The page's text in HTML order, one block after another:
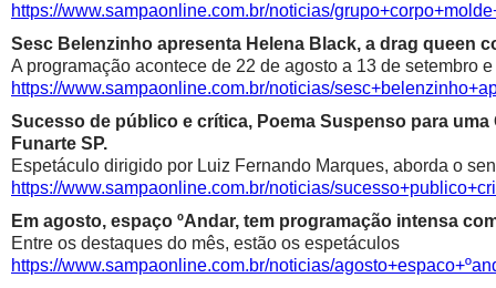
https://www.sampaonline.com.br/noticias/
Sesc Belenzinho apresenta Helena Black, a drag queen
A programação acontece de 22 de agosto a 13 de setembro
https://www.sampaonline.com.br/noticias/
Sucesso de público e crítica, Poema Suspenso para
Funarte SP.
Espetáculo dirigido por Luiz Fernando Marques, aborda o
https://www.sampaonline.com.br/noticias/
Em agosto, espaço ºAndar, tem programação intensa
Entre os destaques do mês, estão os espetáculos
https://www.sampaonline.com.br/noticias/